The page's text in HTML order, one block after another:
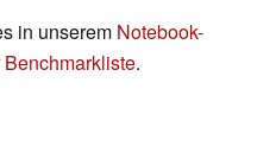
in unserem Notebook-
Benchmarkliste.